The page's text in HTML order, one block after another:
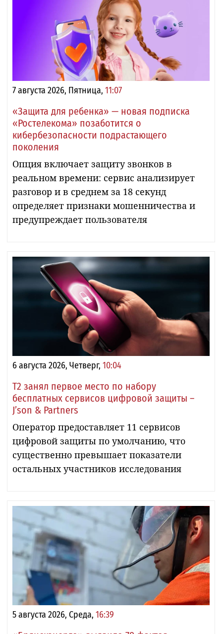
7 августа 2026, Пятница, 11:07
«Защита для ребенка» — новая подписка
«Ростелекома» позаботится о
кибербезопасности подрастающего
поколения
Опция включает защиту звонков в
реальном времени: сервис анализирует
разговор и в среднем за 18 секунд
определяет признаки мошенничества и
предупреждает пользователя
6 августа 2026, Четверг, 10:04
Т2 занял первое место по набору
бесплатных сервисов цифровой защиты –
J’son & Partners
Оператор предоставляет 11 сервисов
цифровой защиты по умолчанию, что
существенно превышает показатели
остальных участников исследования
5 августа 2026, Среда, 16:39